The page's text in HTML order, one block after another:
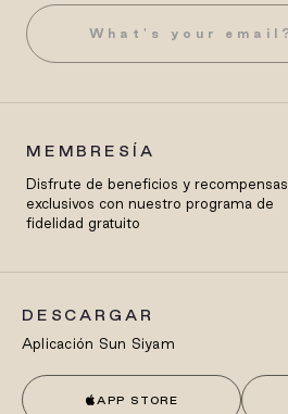
MEMBRESÍA
Disfrute de beneficios y recompensas
exclusivos con nuestro programa de
fidelidad gratuito
DESCARGAR
Aplicación Sun Siyam
APP STORE